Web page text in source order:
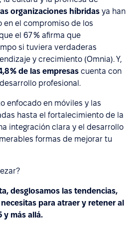
organizaciones híbridas ya han
en el compromiso de los
el 67 % afirma que
si tuviera verdaderas
y crecimiento (Omnia). Y,
% de las empresas cuenta con
profesional.
enfocado en móviles y las
hasta el fortalecimiento de la
integración clara y el desarrollo
formas de mejorar tu
desglosamos las tendencias,
para atraer y retener al
y más allá.